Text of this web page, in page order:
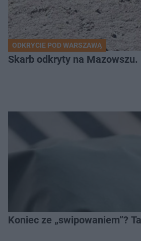
ODKRYCIE POD WARSZAWĄ
Skarb odkryty na
Koniec ze „swipowaniem”?